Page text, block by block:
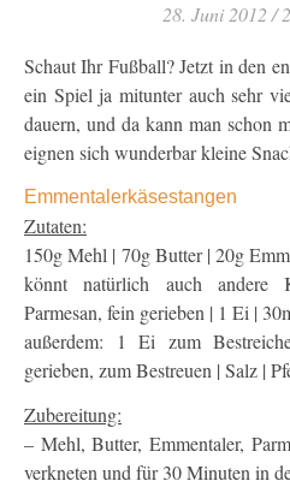
28. Juni 2012 /
Schaut Ihr Fußball? Jetzt in den entscheidenden Spielen kann so
ein Spiel ja mitunter auch sehr
dauern, und da kann man schon
eignen sich wunderbar kleine
Emmentalerkäsestangen
Zutaten:
150g Mehl | 70g Butter | 20g
könnt natürlich auch andere
Parmesan, fein gerieben | 1 Ei |
außerdem: 1 Ei zum
gerieben, zum Bestreuen | Salz |
Zubereitung:
– Mehl, Butter, Emmentaler,
verkneten und für 30 Minuten in